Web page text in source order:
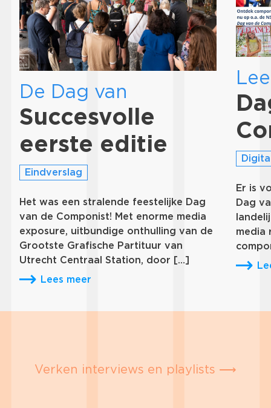
De Dag van
Succesvolle
eerste editie
Eindverslag
Het was een stralende feestelijke Dag
van de Componist! Met enorme media
exposure, uitbundige onthulling van de
Grootste Grafische Partituur van
Utrecht Centraal Station, door […]
Lees meer
Er is
Dag
media
Verken interviews en playlists ⟶